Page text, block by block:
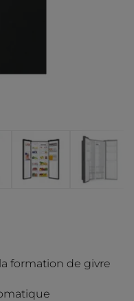
formation de givre